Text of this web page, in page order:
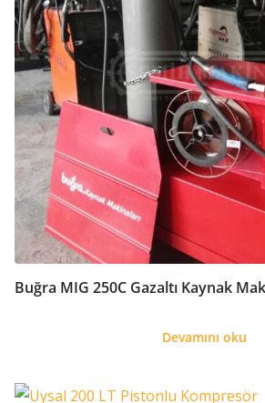
Buğra MIG 250C Gazaltı Kaynak
Devamını oku